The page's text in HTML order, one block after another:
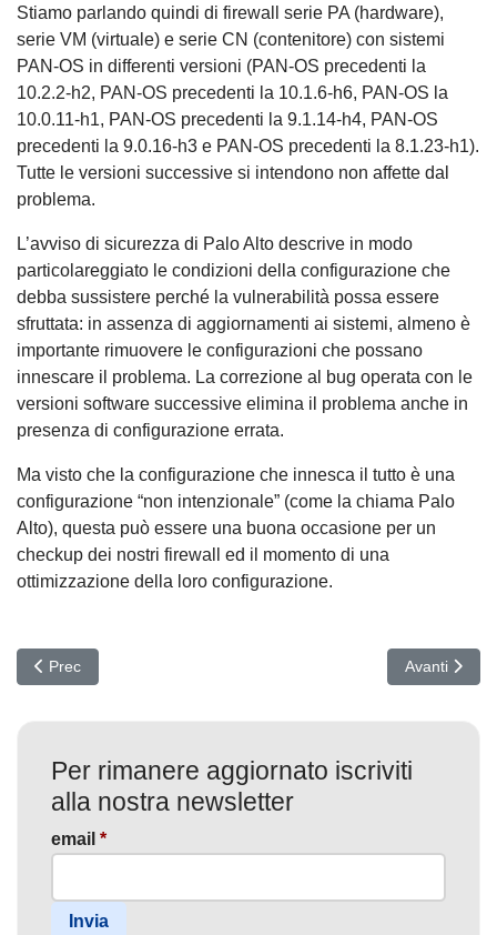
Stiamo parlando quindi di firewall serie PA (hardware),
serie VM (virtuale) e serie CN (contenitore) con sistemi
PAN-OS in differenti versioni (PAN-OS precedenti la
10.2.2-h2, PAN-OS precedenti la 10.1.6-h6, PAN-OS la
10.0.11-h1, PAN-OS precedenti la 9.1.14-h4, PAN-OS
precedenti la 9.0.16-h3 e PAN-OS precedenti la 8.1.23-h1).
Tutte le versioni successive si intendono non affette dal
problema.
L’avviso di sicurezza di Palo Alto descrive in modo
particolareggiato le condizioni della configurazione che
debba sussistere perché la vulnerabilità possa essere
sfruttata: in assenza di aggiornamenti ai sistemi, almeno è
importante rimuovere le configurazioni che possano
innescare il problema. La correzione al bug operata con le
versioni software successive elimina il problema anche in
presenza di configurazione errata.
Ma visto che la configurazione che innesca il tutto è una
configurazione “non intenzionale” (come la chiama Palo
Alto), questa può essere una buona occasione per un
checkup dei nostri firewall ed il momento di una
ottimizzazione della loro configurazione.
Articolo precedente: Scanbox di nuovo in azione
Prec Articolo
Avanti
Per rimanere aggiornato iscriviti
alla nostra newsletter
email *
Invia